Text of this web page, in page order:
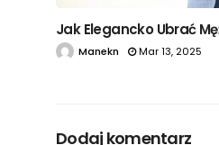
Jak Elegancko Ubrać
Manekn Mar 13, 2025
Dodaj komentarz